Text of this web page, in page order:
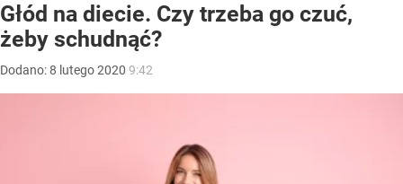
Głód na diecie. Czy trzeba go czuć,
żeby schudnąć?
Dodano:8 lutego2020 9:42